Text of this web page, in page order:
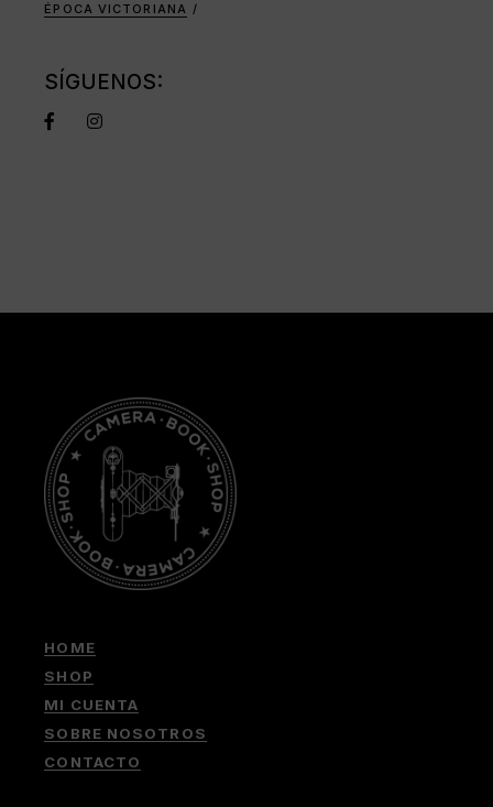
ÉPOCA VICTORIANA
SÍGUENOS:
HOME
SHOP
MI CUENTA
SOBRE NOSOTROS
CONTACTO